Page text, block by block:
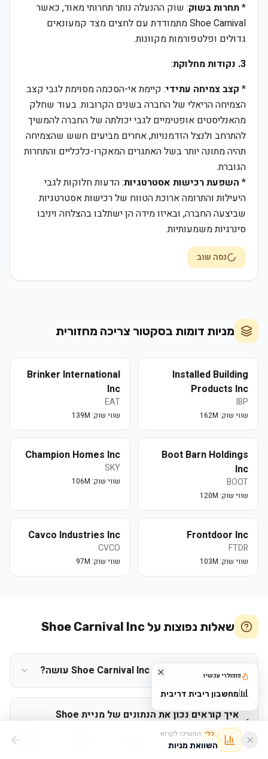
*תחרות בשוק: שוק ההנעלה נותר תחרותי מאוד, כאשר
Shoe Carnival מתמודדת עם לחצים מצד קמעונאים
גדולים ופלטפורמות מקוונות.
3. נקודות מחלוקת
:
* קצב צמיחה עתידי: קיימת אי-הסכמה מסוימת לגבי קצב
הצמיחה הריאלי של החברה בשנים הקרובות. בעוד שחלק
מהאנליסטים אופטימיים לגבי יכולתה של החברה להמשיך
להתרחב ולנצל הזדמנויות, אחרים מביעים חשש שהצמיחה
תהיה מתונה יותר בשל האתגרים המאקרו-כלכליים והתחרות
הגוברת.
* השפעת רכישות אסטרטגיות: הדעות חלוקות לגבי
היעילות והתרומה ארוכת הטווח של רכישות אסטרטגיות
שביצעה החברה, ובאיזו מידה הן ישתלבו בהצלחה ויניבו
סינרגיות משמעותיות.
נסה שוב
מניות דומות בסקטור צריכה מחזורית
Installed Building
Products Inc
IBP
שווי שוק: 162M
Brinker International
Inc
EAT
שווי שוק: 139M
Boot Barn Holdings
Inc
BOOT
שווי שוק: 120M
Champion Homes Inc
SKY
שווי שוק: 106M
Frontdoor Inc
FTDR
שווי שוק: 103M
Cavco Industries Inc
CVCO
שווי שוק: 97M
שאלות נפוצות על Shoe Carnival Inc
מה החברה Shoe Carnival Inc (SCVL) עושה?
איך קוראים נכון את הנתונים של מניית Shoe
Carnival Inc?
ראשי מסלולים
כלי המשיכו לקרוא
השוואת מניות
פופולרי עכשיו
📊מחשבון ריבית דריבית